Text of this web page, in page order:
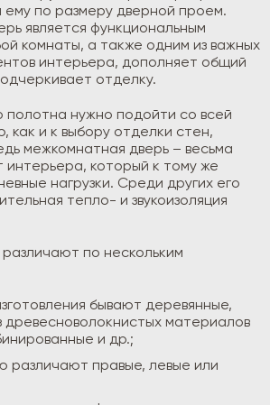
по размеру дверной проем.
является функциональным
комнаты, а также одним из важных
интерьера, дополняет общий
отделку.
полотна нужно подойти со всей
как и к выбору отделки стен,
межкомнатная дверь – весьма
интерьера, который к тому же
нагрузки. Среди других его
тепло- и звукоизоляция
по нескольким
бывают деревянные,
древесноволокнистых материалов
и др.;
различают правые, левые или